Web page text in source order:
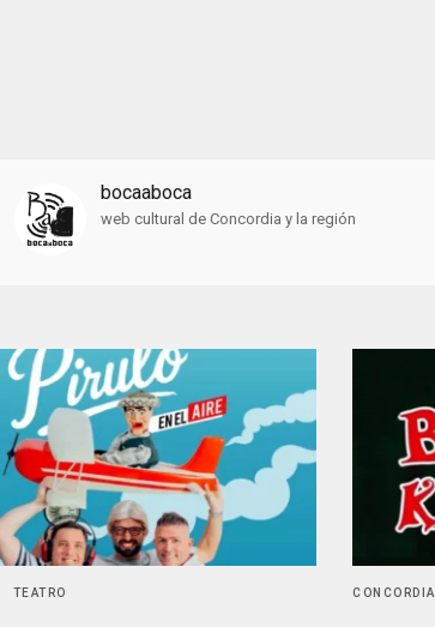
bocaaboca
web cultural de Concordia y la región
TEATRO CONCORDIA